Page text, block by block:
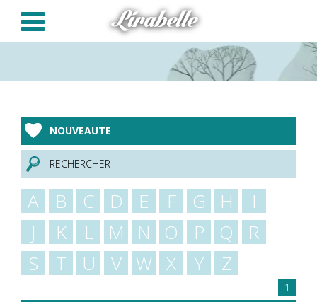
Panneau de gestion des cookies
Lirabelle
NOUVEAUTE
RECHERCHER
A B C D E F G H
I
J
K L M N O P Q
R
S
T U V W X Y Z
1